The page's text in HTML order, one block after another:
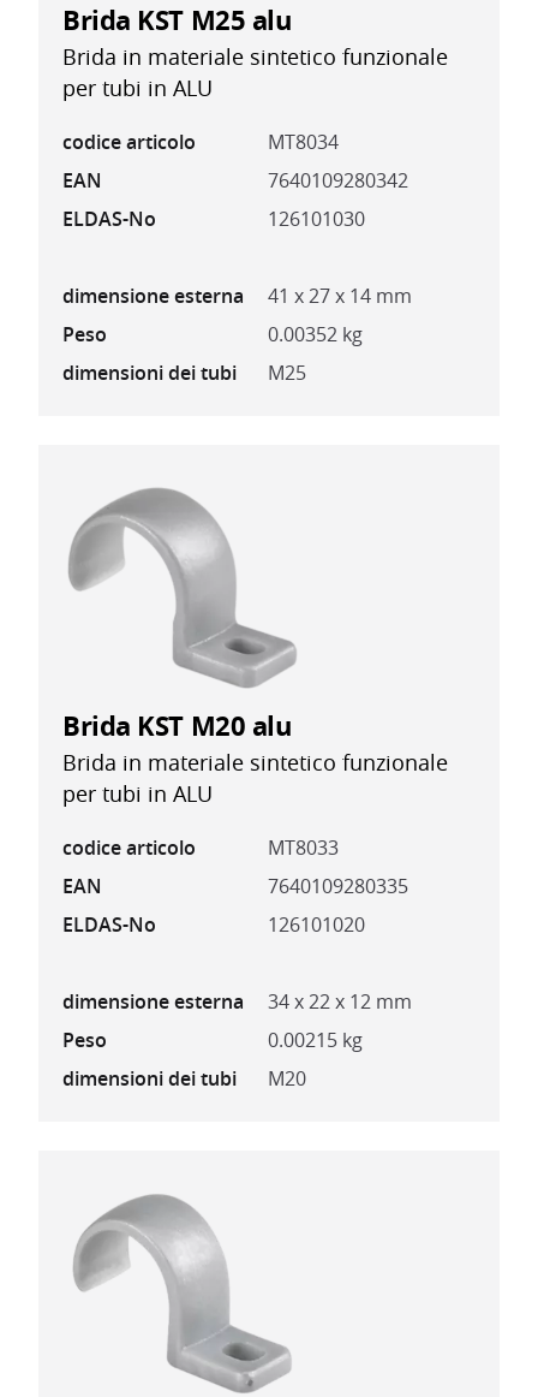
Brida KST M25 alu
Brida in materiale sintetico funzionale
per tubi in ALU
codice articolo
MT8034
EAN
7640109280342
ELDAS-No
126101030
dimensione esterna
41 x 27 x 14 mm
Peso
0.00352 kg
dimensioni dei tubi
M25
Brida KST M20 alu
Brida in materiale sintetico funzionale
per tubi in ALU
codice articolo
MT8033
EAN
7640109280335
ELDAS-No
126101020
dimensione esterna
34 x 22 x 12 mm
Peso
0.00215 kg
dimensioni dei tubi
M20